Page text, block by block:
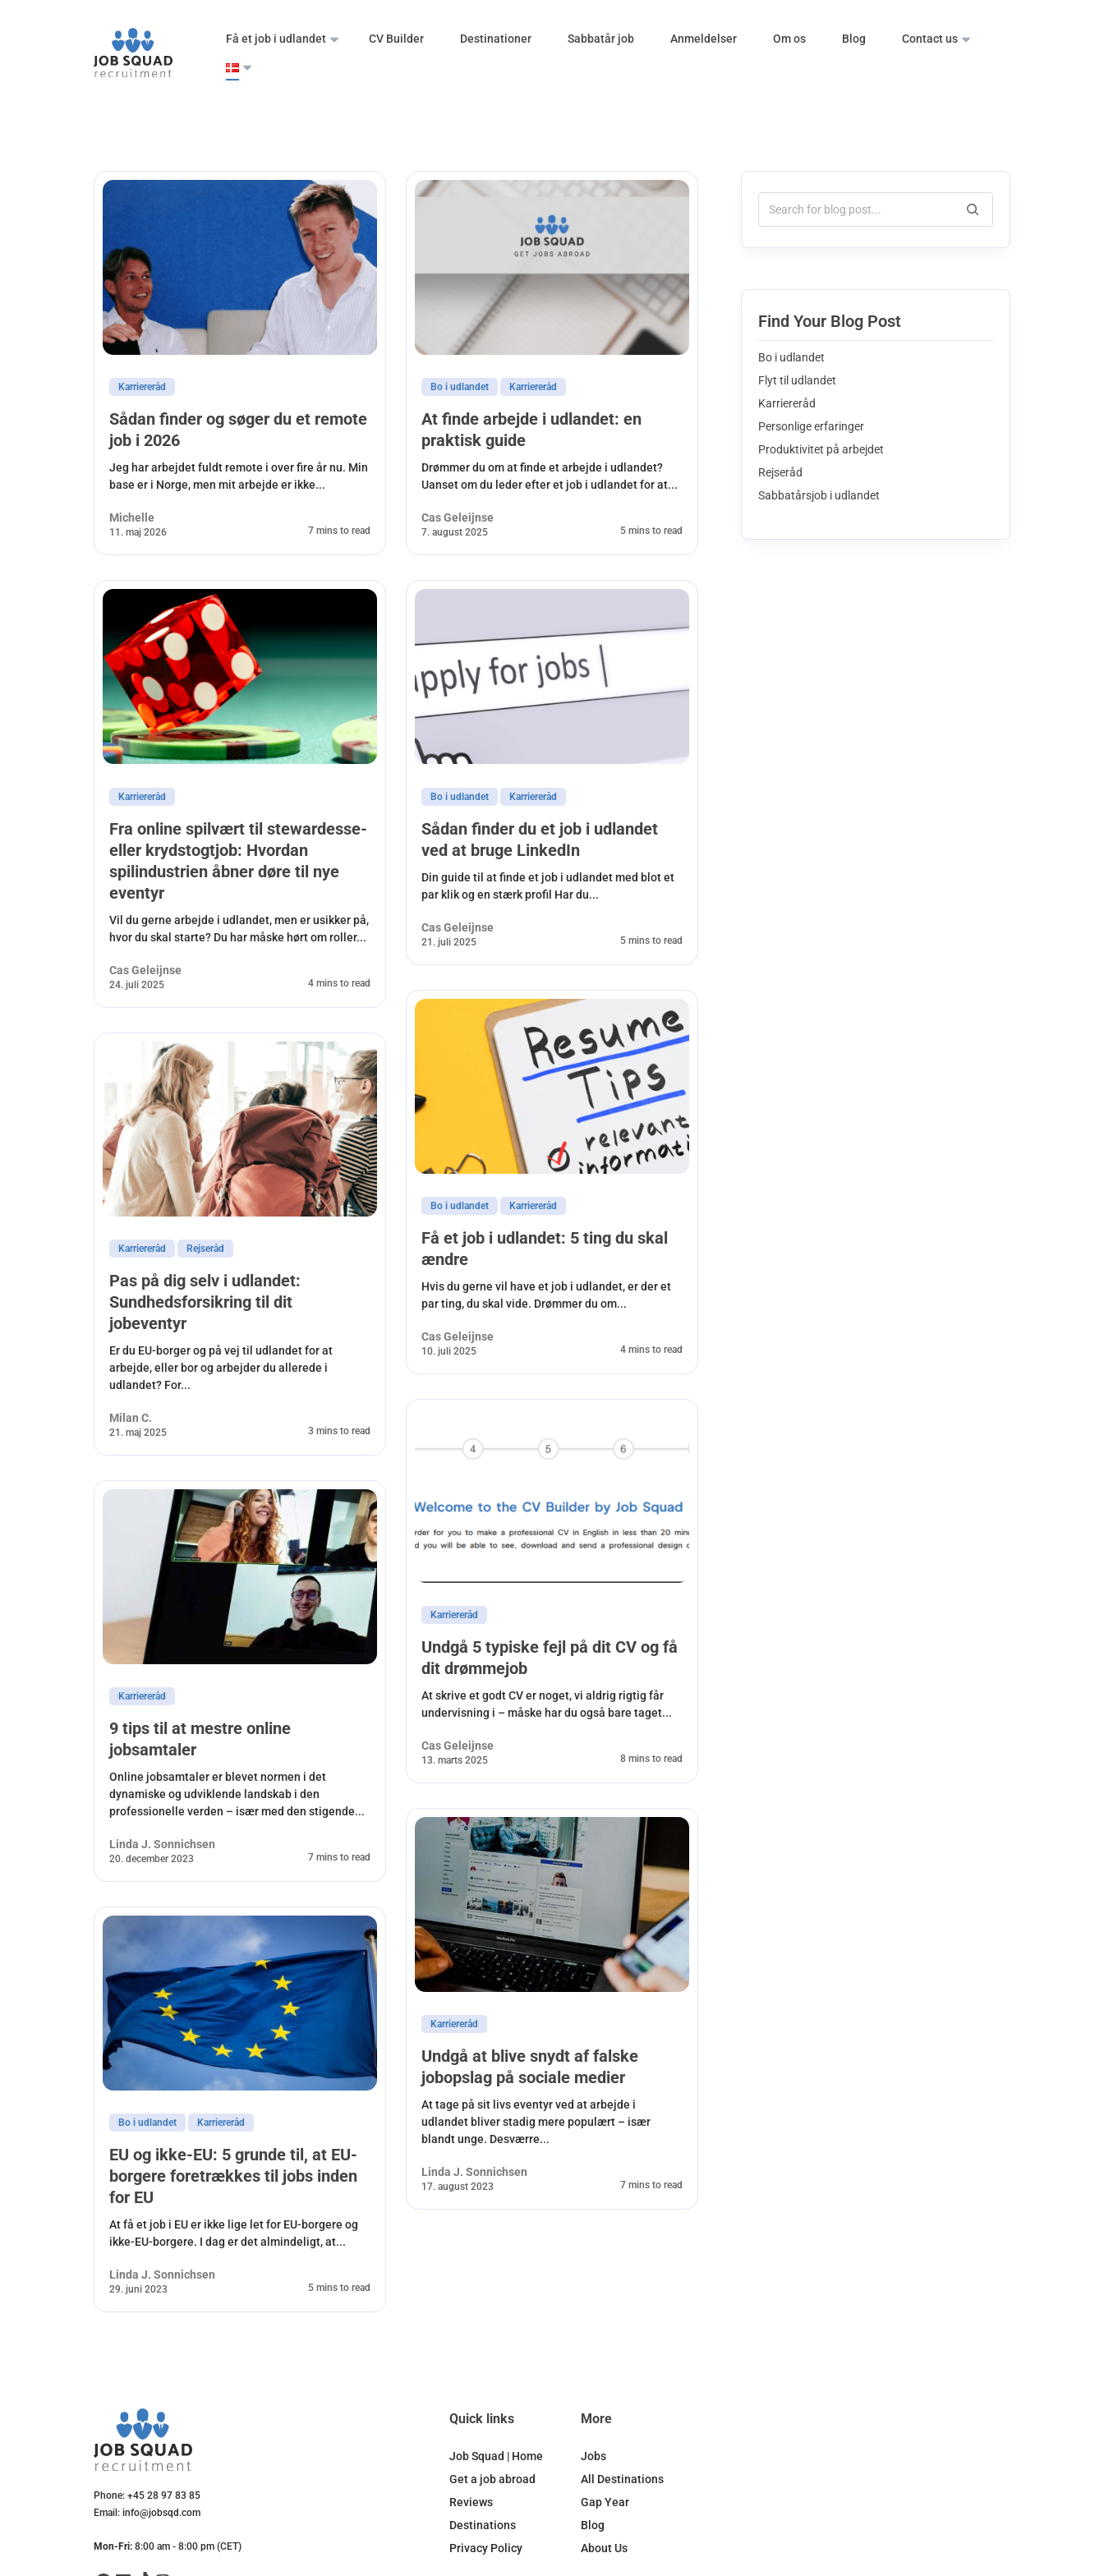
Få et job i udlandet CV Builder Destinationer Sabbatår job Anmeldelser Om os Blog Contact us
Karriereråd
Sådan finder og søger du et remote
job i 2026
Jeg har arbejdet fuldt remote i over fire år nu. Min
base er i Norge, men mit arbejde er ikke...
Michelle
11. maj 2026 7 mins to read
Bo i udlandet Karriereråd
At finde arbejde i udlandet: en
praktisk guide
Drømmer du om at finde et arbejde i udlandet?
Uanset om du leder efter et job i udlandet for at...
Cas Geleijnse
7. august 2025 5 mins to read
Karriereråd
Fra online spilvært til stewardesse-
eller krydstogtjob: Hvordan
spilindustrien åbner døre til nye
eventyr
Vil du gerne arbejde i udlandet, men er usikker på,
hvor du skal starte? Du har måske hørt om roller...
Cas Geleijnse
24. juli 2025 4 mins to read
Bo i udlandet Karriereråd
Sådan finder du et job i udlandet
ved at bruge LinkedIn
Din guide til at finde et job i udlandet med blot et
par klik og en stærk profil Har du...
Cas Geleijnse
21. juli 2025 5 mins to read
Bo i udlandet Karriereråd
Få et job i udlandet: 5 ting du skal
ændre
Hvis du gerne vil have et job i udlandet, er der et
par ting, du skal vide. Drømmer du om...
Cas Geleijnse
10. juli 2025 4 mins to read
Karriereråd Rejseråd
Pas på dig selv i udlandet:
Sundhedsforsikring til dit
jobeventyr
Er du EU-borger og på vej til udlandet for at
arbejde, eller bor og arbejder du allerede i
udlandet? For...
Milan C.
21. maj 2025 3 mins to read
Karriereråd
Undgå 5 typiske fejl på dit CV og få
dit drømmejob
At skrive et godt CV er noget, vi aldrig rigtig får
undervisning i – måske har du også bare taget...
Cas Geleijnse
13. marts 2025 8 mins to read
Karriereråd
9 tips til at mestre online
jobsamtaler
Online jobsamtaler er blevet normen i det
dynamiske og udviklende landskab i den
professionelle verden – især med den stigende...
Linda J. Sonnichsen
20. december 2023 7 mins to read
Karriereråd
Undgå at blive snydt af falske
jobopslag på sociale medier
At tage på sit livs eventyr ved at arbejde i
udlandet bliver stadig mere populært – især
blandt unge. Desværre...
Linda J. Sonnichsen
17. august 2023 7 mins to read
Bo i udlandet Karriereråd
EU og ikke-EU: 5 grunde til, at EU-
borgere foretrækkes til jobs inden
for EU
At få et job i EU er ikke lige let for EU-borgere og
ikke-EU-borgere. I dag er det almindeligt, at...
Linda J. Sonnichsen
29. juni 2023 5 mins to read
Find Your Blog Post
Bo i udlandet
Flyt til udlandet
Karriereråd
Personlige erfaringer
Produktivitet på arbejdet
Rejseråd
Sabbatårsjob i udlandet
Phone: +45 28 97 83 85
Email: info@jobsqd.com
Mon-Fri: 8:00 am - 8:00 pm (CET)
Quick links
Job Squad | Home
Get a job abroad
Reviews
Destinations
Privacy Policy
More
Jobs
All Destinations
Gap Year
Blog
About Us